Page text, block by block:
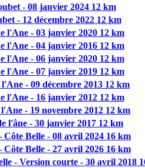
- 08 janvier 2024 12 km
- 12 décembre 2022 12 km
l'Ane - 03 janvier 2020 12 km
l'Ane - 04 janvier 2016 12 km
l'Ane - 06 janvier 2020 12 km
l'Ane - 07 janvier 2019 12 km
- 09 décembre 2013 12 km
l'Ane - 16 janvier 2012 12 km
- 19 novembre 2012 12 km
l'âne - 30 janvier 2017 12 km
Belle - 08 avril 2024 16 km
Belle - 27 avril 2026 16 km
- Version courte - 30 avril 2018